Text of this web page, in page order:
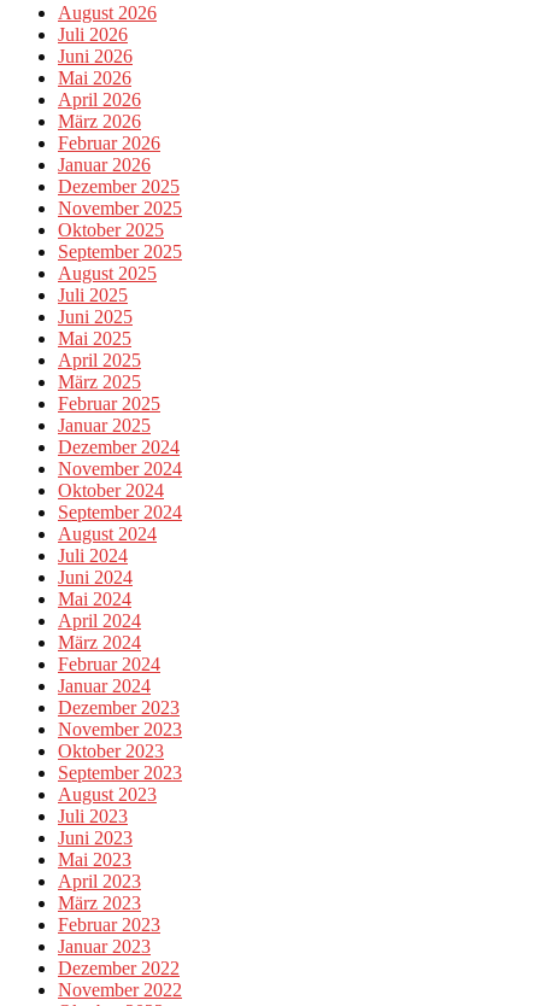
August 2026
Juli 2026
Juni 2026
Mai 2026
April 2026
März 2026
Februar 2026
Januar 2026
Dezember 2025
November 2025
Oktober 2025
September 2025
August 2025
Juli 2025
Juni 2025
Mai 2025
April 2025
März 2025
Februar 2025
Januar 2025
Dezember 2024
November 2024
Oktober 2024
September 2024
August 2024
Juli 2024
Juni 2024
Mai 2024
April 2024
März 2024
Februar 2024
Januar 2024
Dezember 2023
November 2023
Oktober 2023
September 2023
August 2023
Juli 2023
Juni 2023
Mai 2023
April 2023
März 2023
Februar 2023
Januar 2023
Dezember 2022
November 2022